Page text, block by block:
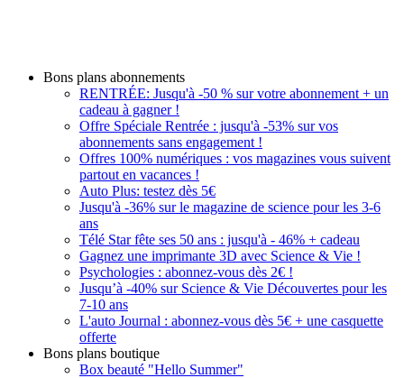
Bons plans abonnements
RENTRÉE: Jusqu'à -50 % sur votre abonnement + un
cadeau à gagner !
Offre Spéciale Rentrée : jusqu'à -53% sur vos
abonnements sans engagement !
Offres 100% numériques : vos magazines vous suivent
partout en vacances !
Auto Plus: testez dès 5€
Jusqu'à -36% sur le magazine de science pour les 3-6
ans
Télé Star fête ses 50 ans : jusqu'à - 46% + cadeau
Gagnez une imprimante 3D avec Science & Vie !
Psychologies : abonnez-vous dès 2€ !
Jusqu’à -40% sur Science & Vie Découvertes pour les
7-10 ans
L'auto Journal : abonnez-vous dès 5€ + une casquette
offerte
Bons plans boutique
Box beauté "Hello Summer"